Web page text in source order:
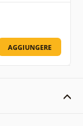
AGGIUNGERE